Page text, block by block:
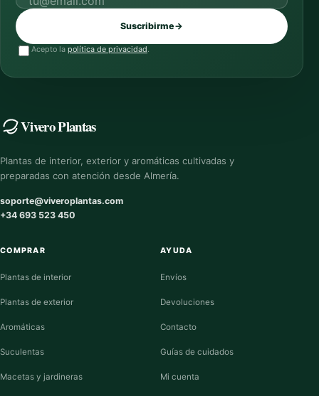
Suscribirme→
Acepto la política de privacidad.
Vivero Plantas
Plantas de interior, exterior y aromáticas cultivadas y
preparadas con atención desde Almería.
soporte@viveroplantas.com
+34 693 523 450
COMPRAR
Plantas de interior
Plantas de exterior
Aromáticas
Suculentas
Macetas y jardineras
AYUDA
Envíos
Devoluciones
Contacto
Guías de cuidados
Mi cuenta